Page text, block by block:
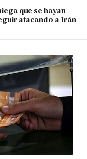
que se hayan
atacando a Irán